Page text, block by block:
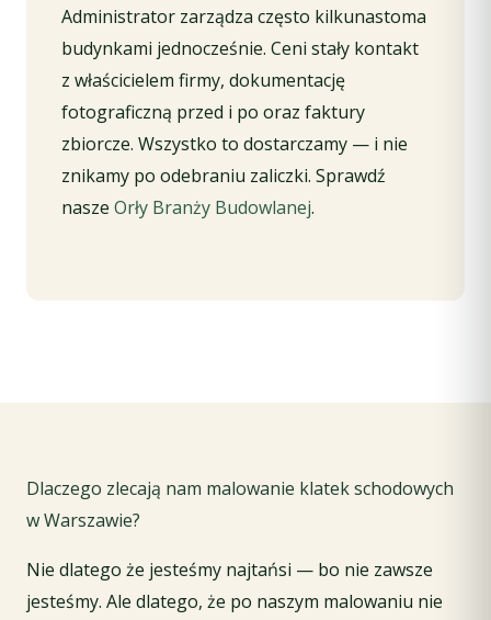
Administrator zarządza często kilkunastoma
budynkami jednocześnie. Ceni stały kontakt
z właścicielem firmy, dokumentację
fotograficzną przed i po oraz faktury
zbiorcze. Wszystko to dostarczamy — i nie
znikamy po odebraniu zaliczki. Sprawdź
nasze Orły Branży Budowlanej.
Dlaczego zlecają nam malowanie klatek schodowych
w Warszawie?
Nie dlatego że jesteśmy najtańsi — bo nie zawsze
jesteśmy. Ale dlatego, że po naszym malowaniu nie